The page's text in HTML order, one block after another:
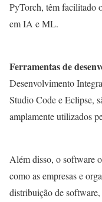
PyTorch, têm facilitado
em IA e ML.
Ferramentas de
Desenvolvimento
Studio Code e Eclipse,
amplamente utilizados
Além disso, o software
como as empresas e
distribuição de